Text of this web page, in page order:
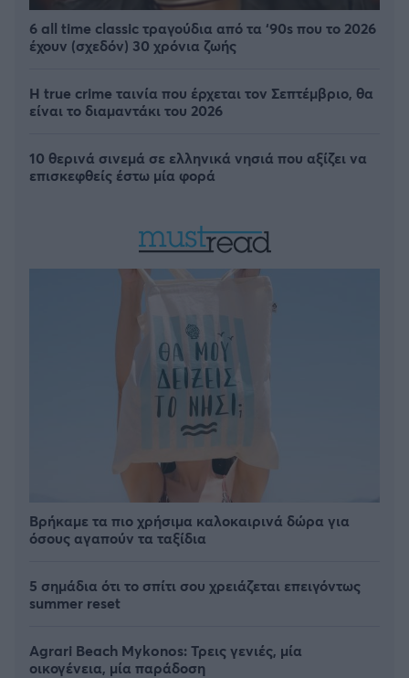
6 all time classic τραγούδια από τα ‘90s που το 2026
έχουν (σχεδόν) 30 χρόνια ζωής
Η true crime ταινία που έρχεται τον Σεπτέμβριο, θα
είναι το διαμαντάκι του 2026
10 θερινά σινεμά σε ελληνικά νησιά που αξίζει να
επισκεφθείς έστω μία φορά
Βρήκαμε τα πιο χρήσιμα καλοκαιρινά δώρα για
όσους αγαπούν τα ταξίδια
5 σημάδια ότι το σπίτι σου χρειάζεται επειγόντως
summer reset
Agrari Beach Mykonos: Τρεις γενιές, μία
οικογένεια, μία παράδοση